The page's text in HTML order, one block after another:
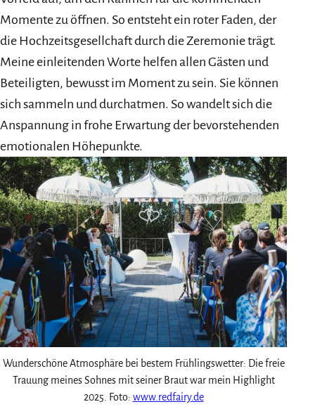
Momente zu öffnen. So entsteht ein roter Faden, der
die Hochzeitsgesellchaft durch die Zeremonie trägt.
Meine einleitenden Worte helfen allen Gästen und
Beteiligten, bewusst im Moment zu sein. Sie können
sich sammeln und durchatmen. So wandelt sich die
Anspannung in frohe Erwartung der bevorstehenden
emotionalen Höhepunkte.
Wunderschöne Atmosphäre bei bestem Frühlingswetter: Die freie
Trauung meines Sohnes mit seiner Braut war mein Highlight
2025. Foto: www.redfairy.de